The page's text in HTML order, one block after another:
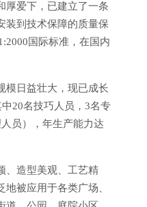
厚爱下，已建立了一条
装到技术保障的质量保
国际标准，在国内
模日益壮大，现已成长
20名技巧人员，3名专
员），年生产能力达
、造型美观、工艺精
被应用于各类广场、